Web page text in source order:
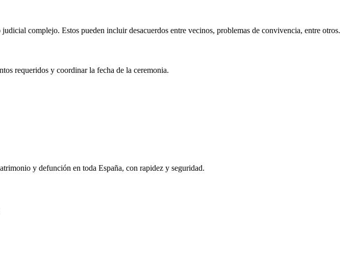
complejo. Estos pueden incluir desacuerdos entre vecinos, problemas de convivencia, entre otros.
requeridos y coordinar la fecha de la ceremonia.
y defunción en toda España, con rapidez y seguridad.